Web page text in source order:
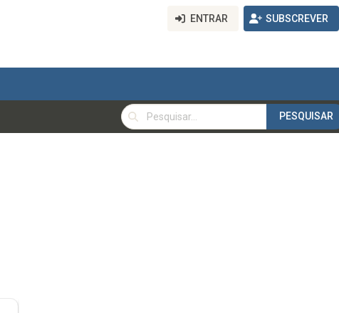
ENTRAR SUBSCREVER
PESQUISAR
PESQUISAR